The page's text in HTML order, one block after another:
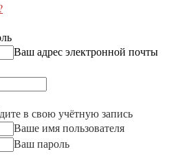
Ваш адрес электронной почты
в свою учётную запись
Ваше имя пользователя
Ваш пароль